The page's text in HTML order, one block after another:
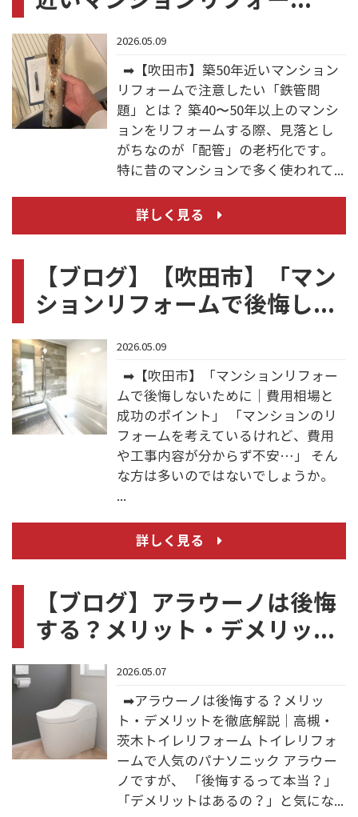
2026.05.09
➡【吹田市】築50年近いマンション
リフォームで注意したい「鉄管問
題」とは？ 築40〜50年以上のマンシ
ョンをリフォームする際、見落とし
がちなのが「配管」の老朽化です。
特に昔のマンションで多く使われて...
詳しく見る
【ブログ】【吹田市】「マン
ションリフォームで後悔し...
2026.05.09
➡【吹田市】「マンションリフォー
ムで後悔しないために｜費用相場と
成功のポイント」 「マンションのリ
フォームを考えているけれど、費用
や工事内容が分からず不安…」 そん
な方は多いのではないでしょうか。
...
詳しく見る
【ブログ】アラウーノは後悔
する？メリット・デメリッ...
2026.05.07
➡アラウーノは後悔する？メリッ
ト・デメリットを徹底解説｜高槻・
茨木トイレリフォーム トイレリフォ
ームで人気のパナソニック アラウー
ノですが、 「後悔するって本当？」
「デメリットはあるの？」と気にな...